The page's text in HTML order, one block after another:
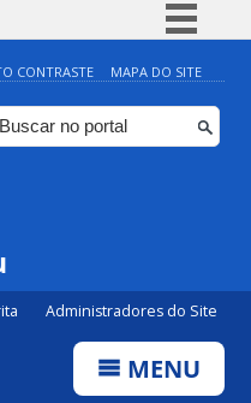
Simplifique!
Comunica BR
Participe
CONTRASTE MAPA DO SITE
Administradores do Site
MENU